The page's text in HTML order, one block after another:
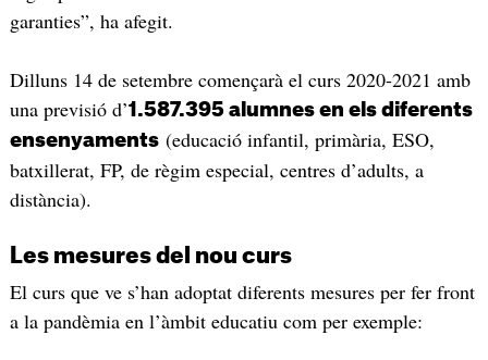
garanties”, ha afegit.
Dilluns 14 de setembre començarà el curs 2020-2021 amb
una previsió d’1.587.395 alumnes en els diferents
ensenyaments(educació infantil, primària, ESO,
batxillerat, FP, de règim especial, centres d’adults, a
distància).
Les mesures del nou curs
El curs que ve s’han adoptat diferents mesures per fer front
a la pandèmia en l’àmbit educatiu com per exemple: